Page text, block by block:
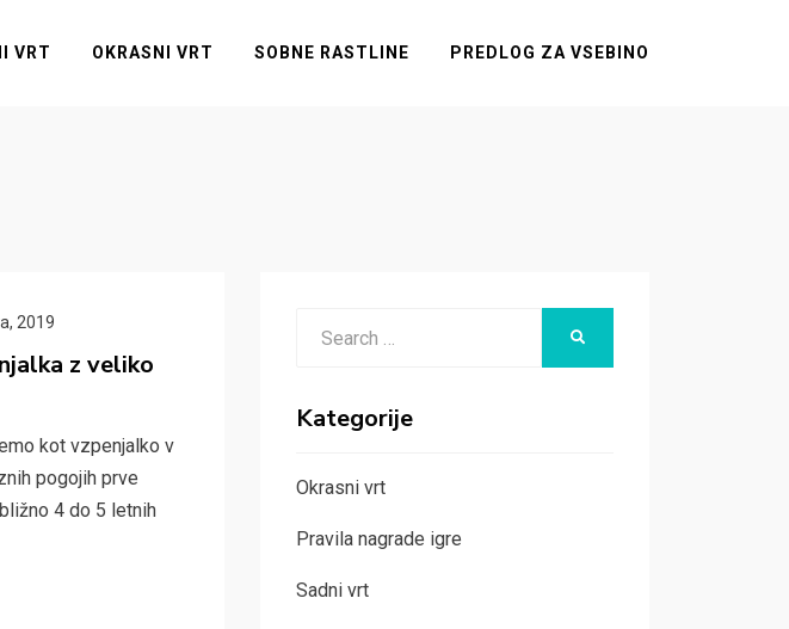
VRT OKRASNI VRT SOBNE RASTLINE PREDLOG ZA VSEBINO
2019
z veliko
kot vzpenjalko v
pogojih prve
4 do 5 letnih
Kategorije
Okrasni vrt
Pravila nagrade igre
Sadni vrt